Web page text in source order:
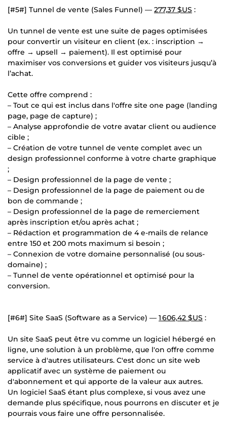
[#5#] Tunnel de vente (Sales Funnel) — 277,37 $US :
Un tunnel de vente est une suite de pages optimisées
pour convertir un visiteur en client (ex. : inscription →
offre → upsell → paiement). Il est optimisé pour
maximiser vos conversions et guider vos visiteurs jusqu’à
l’achat.
Cette offre comprend :
– Tout ce qui est inclus dans l'offre site one page (landing
page, page de capture) ;
– Analyse approfondie de votre avatar client ou audience
cible ;
– Création de votre tunnel de vente complet avec un
design professionnel conforme à votre charte graphique
;
– Design professionnel de la page de vente ;
– Design professionnel de la page de paiement ou de
bon de commande ;
– Design professionnel de la page de remerciement
après inscription et/ou après achat ;
– Rédaction et programmation de 4 e-mails de relance
entre 150 et 200 mots maximum si besoin ;
– Connexion de votre domaine personnalisé (ou sous-
domaine) ;
– Tunnel de vente opérationnel et optimisé pour la
conversion.
[#6#] Site SaaS (Software as a Service) — 1 606,42 $US :
Un site SaaS peut être vu comme un logiciel hébergé en
ligne, une solution à un problème, que l'on offre comme
service à d'autres utilisateurs. C'est donc un site web
applicatif avec un système de paiement ou
d'abonnement et qui apporte de la valeur aux autres.
Un logiciel SaaS étant plus complexe, si vous avez une
demande plus spécifique, nous pourrons en discuter et je
pourrais vous faire une offre personnalisée.